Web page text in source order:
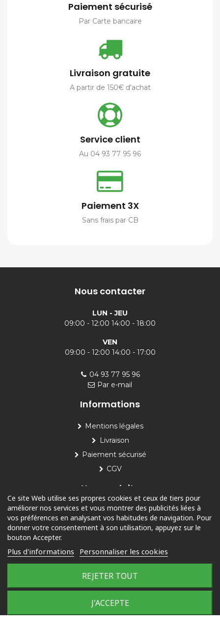
Paiement sécurisé
Par Carte bancaire
Livraison gratuite
A partir de 150€ d'achat
Service client
Au 04 93 77 95 96
Paiement 3X
Sans frais par CB
Nous contacter
LUN - JEU
09:00 - 12:00 14:00 - 18:00
VEN
09:00 - 12:00 14:00 - 17:00
04 93 77 95 96
Par e-mail
Informations
Mentions légales
Livraison
Paiement sécurisé
CGV
Nos produits
Piscine
Jardin
Outdoor
© 2025 Tous droits réservés
Plan du site
Ce site Web utilise ses propres cookies et ceux de tiers pour
améliorer nos services et vous montrer des publicités liées à
vos préférences en analysant vos habitudes de navigation. Pour
donner votre consentement à son utilisation, appuyez sur le
bouton Accepter.
Plus d'informations Personnaliser les cookies
REJETER TOUT
J'ACCEPTE